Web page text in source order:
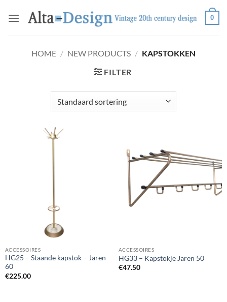
naar
0
HOME / NEW PRODUCTS / KAPSTOKKEN
FILTER
ACCESSOIRES
HG25 – Staande kapstok – Jaren
60
€225.00
ACCESSOIRES
HG33 – Kapstokje Jaren 50
€47.50